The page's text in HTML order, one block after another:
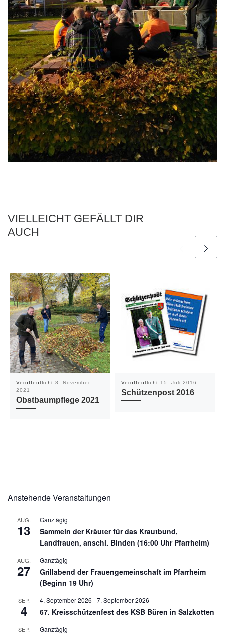
VIELLEICHT GEFÄLLT DIR
AUCH
Veröffentlicht 8. November
2021
Obstbaumpflege 2021
Veröffentlicht 15. Juli 2016
Schützenpost 2016
Anstehende Veranstaltungen
AUG.
13
Ganztägig
Sammeln der Kräuter für das Krautbund,
Landfrauen, anschl. Binden (16:00 Uhr Pfarrheim)
AUG.
27
Ganztägig
Grillabend der Frauengemeinschaft im Pfarrheim
(Beginn 19 Uhr)
SEP.
4
4. September 2026 -7. September 2026
67. Kreisschützenfest des KSB Büren in Salzkotten
SEP. Ganztägig